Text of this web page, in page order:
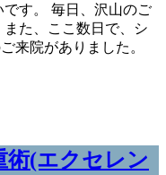
す。 毎日、沢山のご
た、ここ数日で、シ
来院がありました。
術(エクセレン